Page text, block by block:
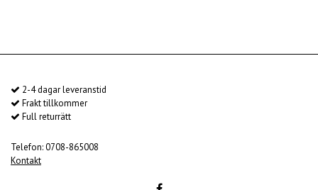
2-4 dagar leveranstid
Frakt tillkommer
Full returrätt
Telefon: 0708-865008
Kontakt